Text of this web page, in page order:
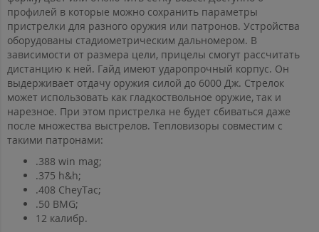
профилей в которые можно сохранить параметры
пристрелки для разного оружия или патронов. Устройства
оборудованы стадиометрическим дальномером. В
зависимости от размера цели, прицелы смогут рассчитать
дистанцию к ней. Гайд имеют ударопрочный корпус. Он
выдерживает отдачу оружия силой до 6000 Дж. Стрелок
может использовать как гладкоствольное оружие, так и
нарезное. При этом пристрелка не будет сбиваться даже
после множества выстрелов. Тепловизоры совместим с
такими патронами:
.388 win mag;
.375 h&h;
.408 CheyTac;
.50 BMG;
12 калибр.